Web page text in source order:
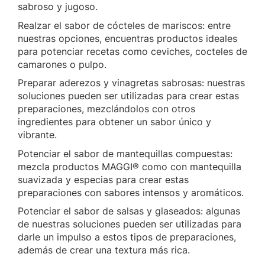
sabroso y jugoso.
Realzar el sabor de cócteles de mariscos: entre
nuestras opciones, encuentras productos ideales
para potenciar recetas como ceviches, cocteles de
camarones o pulpo.
Preparar aderezos y vinagretas sabrosas: nuestras
soluciones pueden ser utilizadas para crear estas
preparaciones, mezclándolos con otros
ingredientes para obtener un sabor único y
vibrante.
Potenciar el sabor de mantequillas compuestas:
mezcla productos MAGGI® como con mantequilla
suavizada y especias para crear estas
preparaciones con sabores intensos y aromáticos.
Potenciar el sabor de salsas y glaseados: algunas
de nuestras soluciones pueden ser utilizadas para
darle un impulso a estos tipos de preparaciones,
además de crear una textura más rica.